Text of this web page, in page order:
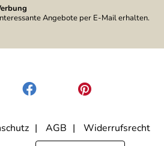
Angebote per E-Mail erhalten.
nicht an andere Unternehmen
Zwecken wird in anonymer Form
Ende des Newsletters anklicke. Die
habe ich zur Kenntnis genommen.
AGB
Widerrufsrecht